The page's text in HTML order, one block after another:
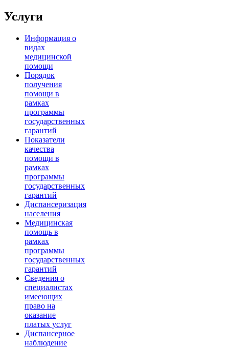
Услуги
Информация о
видах
медицинской
помощи
Порядок
получения
помощи в
рамках
программы
государственных
гарантий
Показатели
качества
помощи в
рамках
программы
государственных
гарантий
Диспансеризация
населения
Медицинская
помощь в
рамках
программы
государственных
гарантий
Сведения о
специалистах
имееющих
право на
оказание
платых услуг
Диспансерное
наблюдение